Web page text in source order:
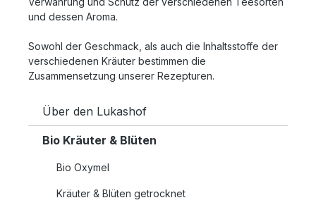
und dessen Aroma.
Sowohl der Geschmack, als auch die Inhaltsstoffe der
verschiedenen Kräuter bestimmen die
Zusammensetzung unserer Rezepturen.
Über den Lukashof
Bio Kräuter & Blüten
Bio Oxymel
Kräuter & Blüten getrocknet